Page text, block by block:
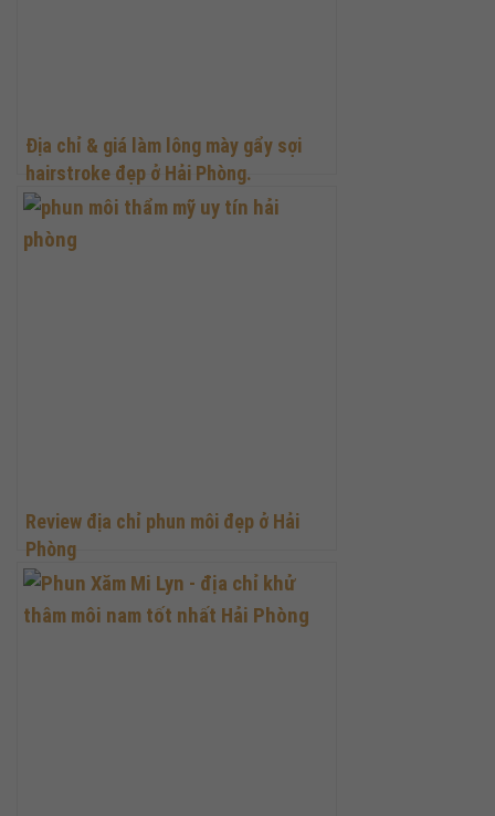
Địa chỉ & giá làm lông mày gẩy sợi
hairstroke đẹp ở Hải Phòng.
Review địa chỉ phun môi đẹp ở Hải
Phòng